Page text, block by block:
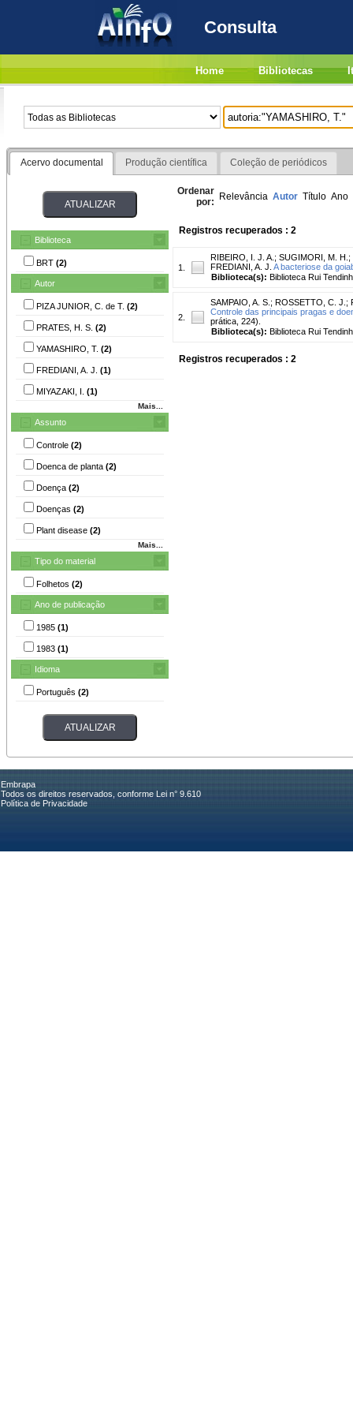
Consulta
Home Bibliotecas
Acervo documental Produção científica Coleção de periódicos
Biblioteca
BRT (2)
Autor
PIZA JUNIOR, C. de T. (2)
PRATES, H. S. (2)
YAMASHIRO, T. (2)
FREDIANI, A. J. (1)
MIYAZAKI, I. (1)
Mais...
Assunto
Controle (2)
Doenca de planta (2)
Doença (2)
Doenças (2)
Plant disease (2)
Mais...
Tipo do material
Folhetos (2)
Ano de publicação
1985 (1)
1983 (1)
Idioma
Português (2)
Ordenar
por: Relevância Autor Título Ano
Registros recuperados : 2
1.
RIBEIRO, I. J. A. ; SUGIMORI, M. H. ;
FREDIANI, A. J. A bacteriose da
Biblioteca(s): Biblioteca Rui
2.
SAMPAIO, A. S. ; ROSSETTO, C. J. ;
Controle das principais pragas e
prática, 224).
Biblioteca(s): Biblioteca Rui
Registros recuperados : 2
Embrapa
Todos os direitos reservados, conforme Lei n° 9.610
Política de Privacidade